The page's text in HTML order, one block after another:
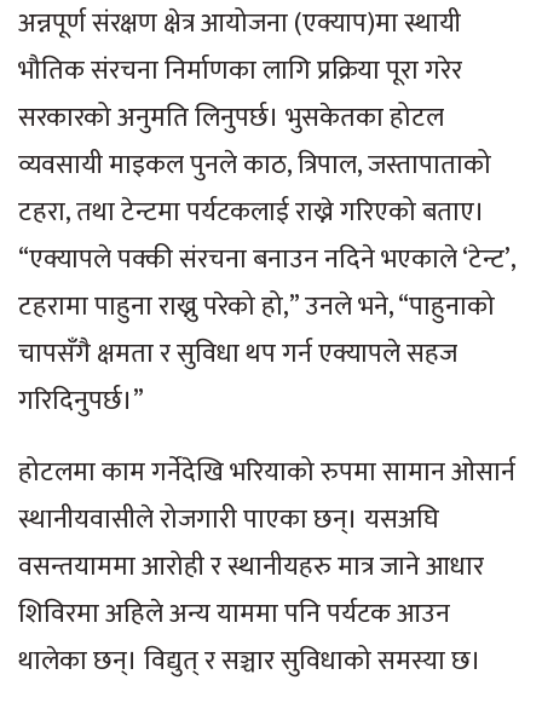
अन्नपूर्ण संरक्षण क्षेत्र आयोजना (एक्याप)मा स्थायी
भौतिक संरचना निर्माणका लागि प्रक्रिया पूरा गरेर
सरकारको अनुमति लिनुपर्छ। भुसकेतका होटल
व्यवसायी माइकल पुनले काठ, त्रिपाल, जस्तापाताको
टहरा, तथा टेन्टमा पर्यटकलाई राख्ने गरिएको बताए।
“एक्यापले पक्की संरचना बनाउन नदिने भएकाले ‘टेन्ट’,
टहरामा पाहुना राख्नु परेको हो,” उनले भने, “पाहुनाको
चापसँगै क्षमता र सुविधा थप गर्न एक्यापले सहज
गरिदिनुपर्छ।”
होटलमा काम गर्नेदेखि भरियाको रुपमा सामान ओसार्न
स्थानीयवासीले रोजगारी पाएका छन्। यसअघि
वसन्तयाममा आरोही र स्थानीयहरु मात्र जाने आधार
शिविरमा अहिले अन्य याममा पनि पर्यटक आउन
थालेका छन्। विद्युत् र सञ्चार सुविधाको समस्या छ।